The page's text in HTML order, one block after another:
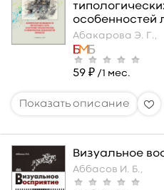
особенностей
Абакарова Э. Г.,
59 ₽ /1 мес.
Визуальное
Аббасов И. Б.,